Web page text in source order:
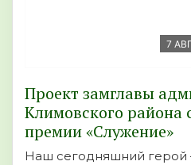
7
Проект замглавы
Климовского района
премии «Служение»
Наш сегодняшний герой